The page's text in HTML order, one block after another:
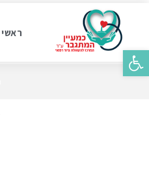
פתח סרגל נגישות
ראשי